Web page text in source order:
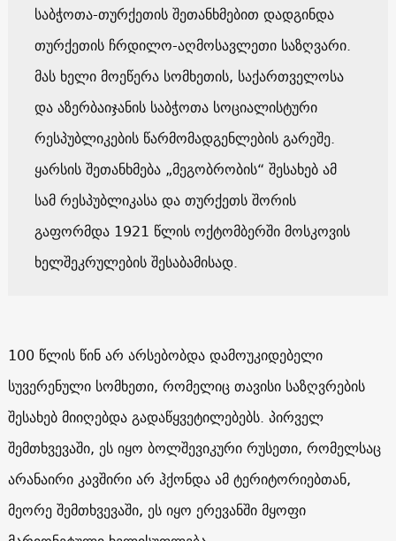
საბჭოთა-თურქეთის შეთანხმებით დადგინდა
თურქეთის ჩრდილო-აღმოსავლეთი საზღვარი.
მას ხელი მოეწერა სომხეთის, საქართველოსა
და აზერბაიჯანის საბჭოთა სოციალისტური
რესპუბლიკების წარმომადგენლების გარეშე.
ყარსის შეთანხმება „მეგობრობის“ შესახებ ამ
სამ რესპუბლიკასა და თურქეთს შორის
გაფორმდა 1921 წლის ოქტომბერში მოსკოვის
ხელშეკრულების შესაბამისად.
100 წლის წინ არ არსებობდა დამოუკიდებელი
სუვერენული სომხეთი, რომელიც თავისი საზღვრების
შესახებ მიიღებდა გადაწყვეტილებებს. პირველ
შემთხვევაში, ეს იყო ბოლშევიკური რუსეთი, რომელსაც
არანაირი კავშირი არ ჰქონდა ამ ტერიტორიებთან,
მეორე შემთხვევაში, ეს იყო ერევანში მყოფი